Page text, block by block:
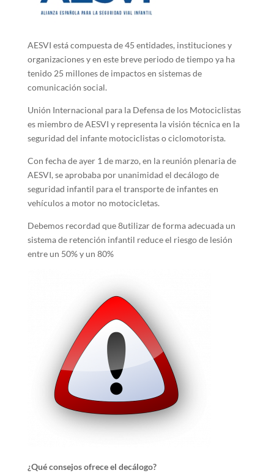
AESVI está compuesta de 45 entidades, instituciones y
organizaciones y en este breve periodo de tiempo ya ha
tenido 25 millones de impactos en sistemas de
comunicación social.
Unión Internacional para la Defensa de los Motociclistas
es miembro de AESVI y representa la visión técnica en la
seguridad del infante motociclistas o ciclomotorista.
Con fecha de ayer 1 de marzo, en la reunión plenaria de
AESVI, se aprobaba por unanimidad el decálogo de
seguridad infantil para el transporte de infantes en
vehículos a motor no motocicletas.
Debemos recordad que 8utilizar de forma adecuada un
sistema de retención infantil reduce el riesgo de lesión
entre un 50% y un 80%
¿Qué consejos ofrece el decálogo?